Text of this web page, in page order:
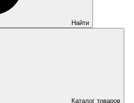
Найти
Каталог товаров